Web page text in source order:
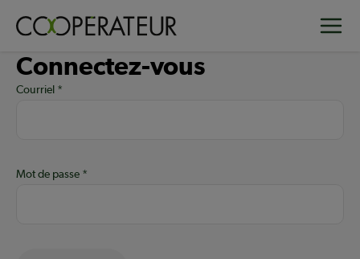
principal
Connectez-vous
Courriel
Mot de passe